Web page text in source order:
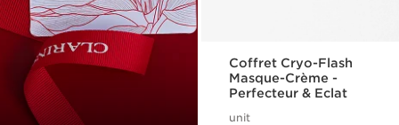
Coffret Cryo-Flash
Masque-Crème -
Perfecteur & Eclat
unit